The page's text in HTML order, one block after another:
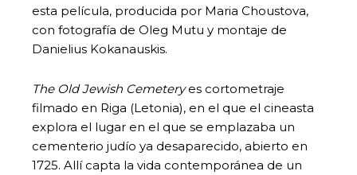
esta película, producida por Maria Choustova,
con fotografía de Oleg Mutu y montaje de
Danielius Kokanauskis.
The Old Jewish Cemeteryes cortometraje
filmado en Riga (Letonia), en el que el cineasta
explora el lugar en el que se emplazaba un
cementerio judío ya desaparecido, abierto en
1725. Allí capta la vida contemporánea de un